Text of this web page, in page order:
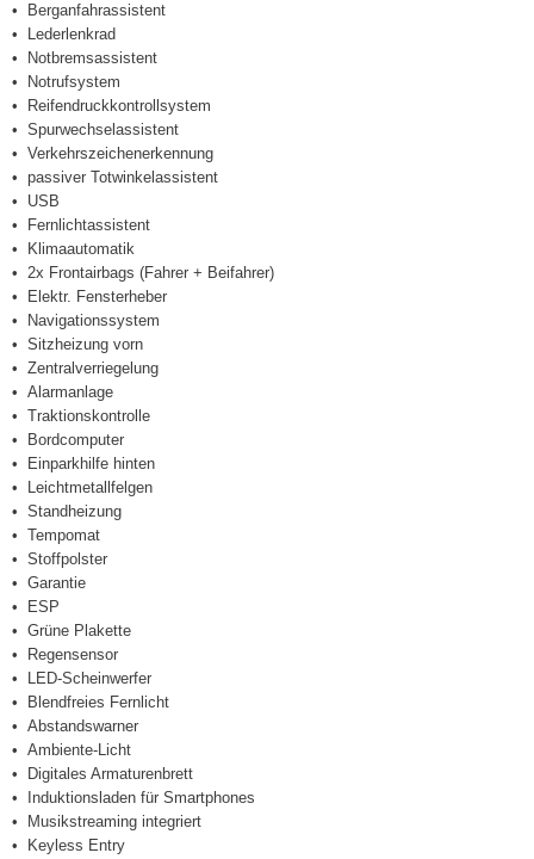
Berganfahrassistent
Lederlenkrad
Notbremsassistent
Notrufsystem
Reifendruckkontrollsystem
Spurwechselassistent
Verkehrszeichenerkennung
passiver Totwinkelassistent
USB
Fernlichtassistent
Klimaautomatik
2x Frontairbags (Fahrer + Beifahrer)
Elektr. Fensterheber
Navigationssystem
Sitzheizung vorn
Zentralverriegelung
Alarmanlage
Traktionskontrolle
Bordcomputer
Einparkhilfe hinten
Leichtmetallfelgen
Standheizung
Tempomat
Stoffpolster
Garantie
ESP
Grüne Plakette
Regensensor
LED-Scheinwerfer
Blendfreies Fernlicht
Abstandswarner
Ambiente-Licht
Digitales Armaturenbrett
Induktionsladen für Smartphones
Musikstreaming integriert
Keyless Entry